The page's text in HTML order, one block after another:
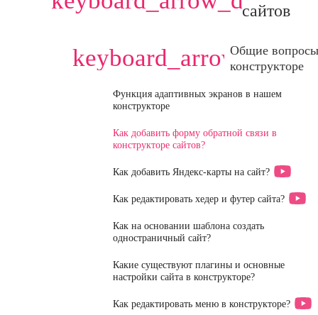
сайтов
keyboard_arrow_down
Общие
конструкторе
Функция адаптивных экранов в нашем
конструкторе
Как добавить форму обратной связи в
конструкторе сайтов?
Как добавить Яндекс-карты на сайт?
Как редактировать хедер и футер сайта?
Как на основании шаблона создать
одностраничный сайт?
Какие существуют плагины и основные
настройки сайта в конструкторе?
Как редактировать меню в конструкторе?